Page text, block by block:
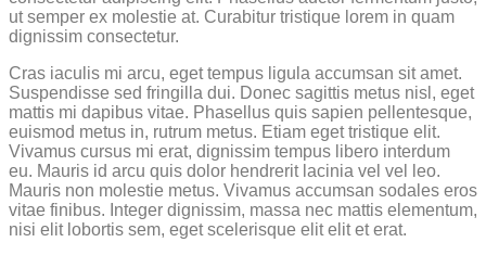
ut semper ex molestie at. Curabitur tristique lorem in quam
dignissim consectetur.
Cras iaculis mi arcu, eget tempus ligula accumsan sit amet.
Suspendisse sed fringilla dui. Donec sagittis metus nisl, eget
mattis mi dapibus vitae. Phasellus quis sapien pellentesque,
euismod metus in, rutrum metus. Etiam eget tristique elit.
Vivamus cursus mi erat, dignissim tempus libero interdum
eu. Mauris id arcu quis dolor hendrerit lacinia vel vel leo.
Mauris non molestie metus. Vivamus accumsan sodales eros
vitae finibus. Integer dignissim, massa nec mattis elementum,
nisi elit lobortis sem, eget scelerisque elit elit et erat.